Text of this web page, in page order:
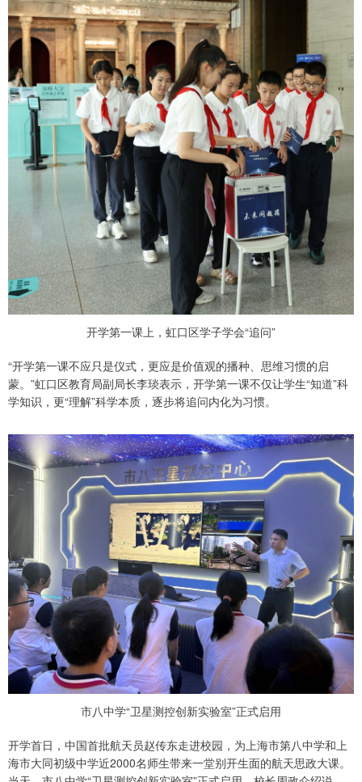
开学第一课上，虹口区学子学会“追问”
“开学第一课不应只是仪式，更应是价值观的播种、思维习惯的启
蒙。”虹口区教育局副局长李琰表示，开学第一课不仅让学生“知道”科
学知识，更“理解”科学本质，逐步将追问内化为习惯。
市八中学“卫星测控创新实验室”正式启用
开学首日，中国首批航天员赵传东走进校园，为上海市第八中学和上
海市大同初级中学近2000名师生带来一堂别开生面的航天思政大课。